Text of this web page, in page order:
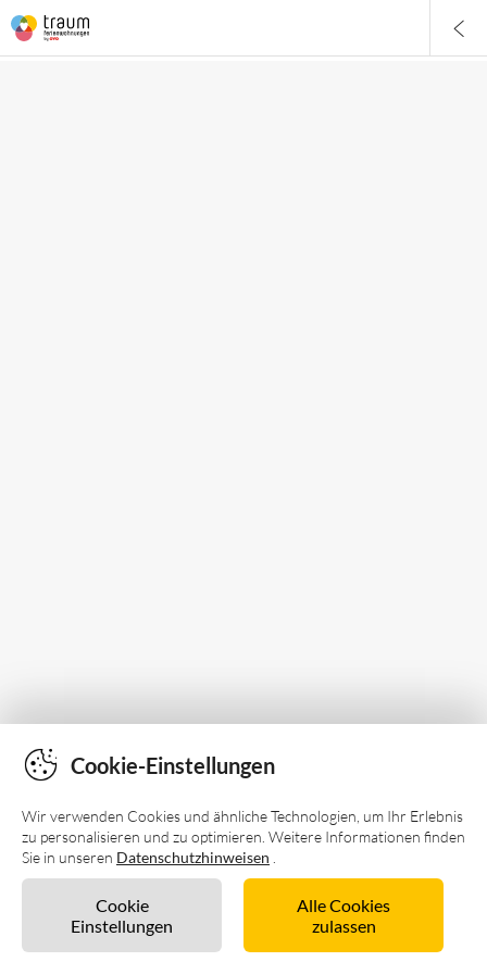
Cookie-Einstellungen
Wir verwenden Cookies und ähnliche Technologien, um Ihr Erlebnis
zu personalisieren und zu optimieren. Weitere Informationen finden
Sie in unseren Datenschutzhinweisen
Cookie
Einstellungen
Alle Cookies
zulassen